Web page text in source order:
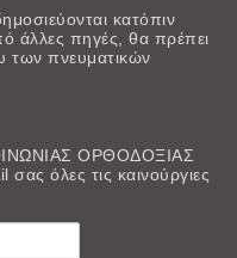
κατόπιν
άλλες πηγές, θα πρέπει
των πνευματικών
ΟΡΘΟΔΟΞΙΑΣ
όλες τις καινούργιες